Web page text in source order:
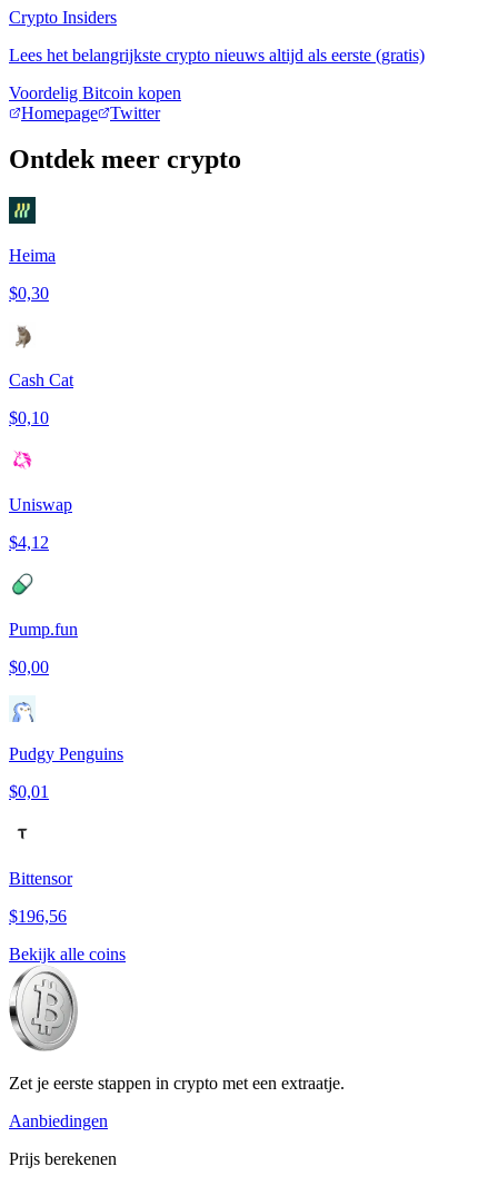
Crypto Insiders
Lees het belangrijkste crypto nieuws altijd als eerste (gratis)
Voordelig Bitcoin kopen
Homepage
Twitter
Ontdek meer crypto
Heima
$0,30
Cash Cat
$0,10
Uniswap
$4,12
Pump.fun
$0,00
Pudgy Penguins
$0,01
Bittensor
$196,56
Bekijk alle coins
Zet je eerste stappen in crypto met een extraatje.
Aanbiedingen
Prijs berekenen